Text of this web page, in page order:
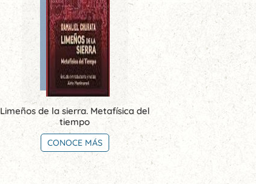
Limeños de la sierra. Metafísica del
tiempo
CONOCE MÁS